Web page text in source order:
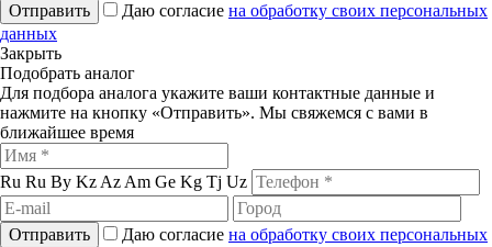
Отправить Даю согласие на обработку своих персональных
данных
Закрыть
Подобрать аналог
Для подбора аналога укажите ваши контактные данные и
нажмите на кнопку «Отправить». Мы свяжемся с вами в
ближайшее время
Ru Ru By KzAzAm Ge Kg Tj Uz
Отправить Даю согласие на обработку своих персональных